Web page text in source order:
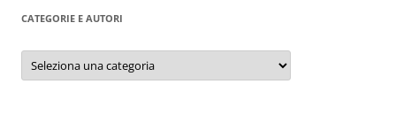
CATEGORIE E AUTORI
Categorie
autori